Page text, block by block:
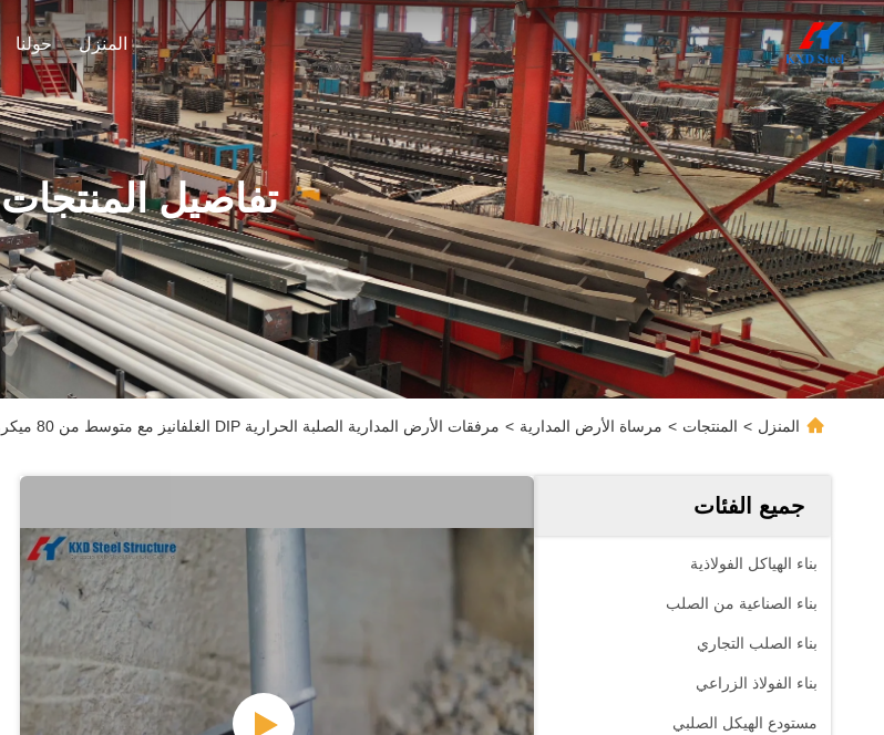
المنزل حولنا
تفاصيل المنتجات
المنزل > المنتجات > مرساة الأرض المدارية > مرفقات الأرض المدارية الصلبة الحرارية DIP الغلفانيز مع متوسط من 80 ميكرو
جميع الفئات
بناء الهياكل الفولاذية
بناء الصناعية من الصلب
بناء الصلب التجاري
بناء الفولاذ الزراعي
مستودع الهيكل الصلبي